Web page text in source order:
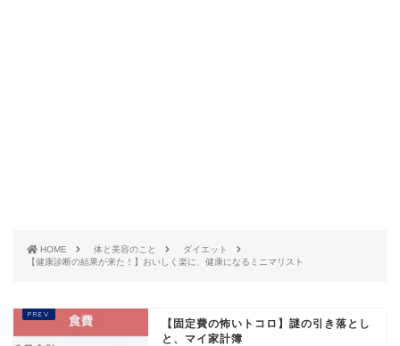
HOME 体と美容のこと
ダイエット
【健康診断の結果が来た！】おいしく楽に、健康になるミニマリスト
【固定費の怖いトコロ】謎の引き落とし
と、マイ家計簿